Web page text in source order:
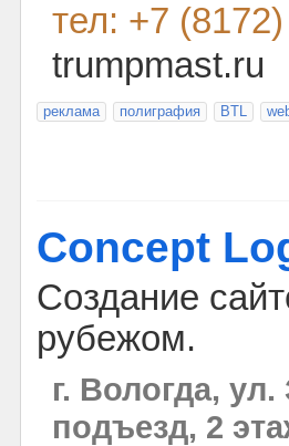
тел: +7
trumpmast.ru
реклама полиграфия BTL
Concept
Создание
рубежом.
г. Вологда,
подъезд, 2